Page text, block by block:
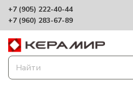
+7 (905) 222-40-44
+7 (960) 283-67-89